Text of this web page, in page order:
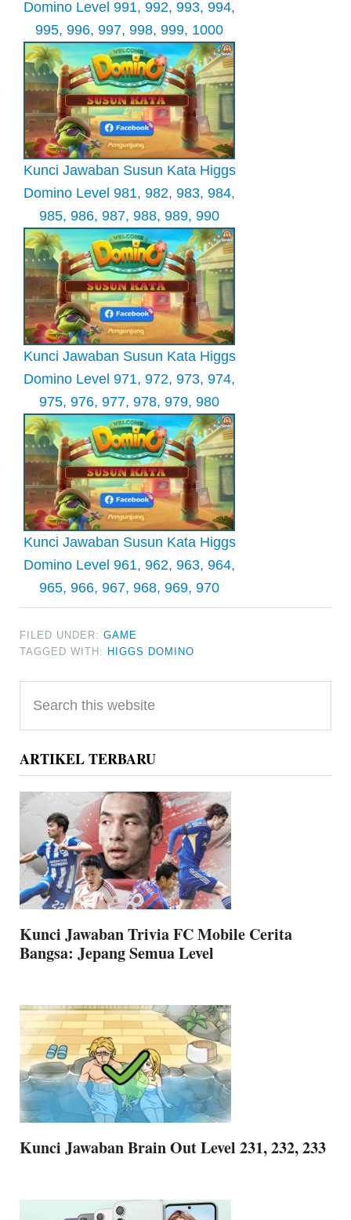
Domino Level 991, 992, 993, 994,
995, 996, 997, 998, 999, 1000
Kunci Jawaban Susun Kata Higgs
Domino Level 981, 982, 983, 984,
985, 986, 987, 988, 989, 990
Kunci Jawaban Susun Kata Higgs
Domino Level 971, 972, 973, 974,
975, 976, 977, 978, 979, 980
Kunci Jawaban Susun Kata Higgs
Domino Level 961, 962, 963, 964,
965, 966, 967, 968, 969, 970
FILED UNDER:GAME
TAGGED WITH: HIGGS DOMINO
Primary
Sidebar
this
website
ARTIKEL TERBARU
Kunci Jawaban Trivia FC Mobile Cerita
Bangsa: Jepang Semua Level
Kunci Jawaban Brain Out Level 231, 232, 233